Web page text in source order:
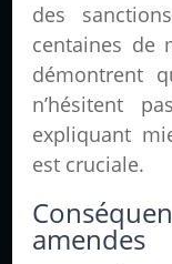
des
centaines de
démontrent
n’hésitent
expliquant
est cruciale.
amendes